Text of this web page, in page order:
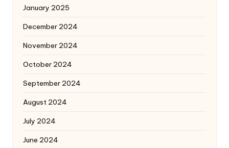
January 2025
December 2024
November 2024
October 2024
September 2024
August 2024
July 2024
June 2024